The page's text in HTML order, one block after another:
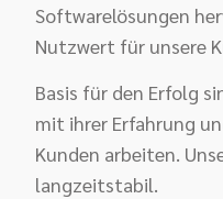
Softwarelösungen
Nutzwert für unsere
Basis für den Erfolg
mit ihrer Erfahrung
Kunden arbeiten.
langzeitstabil.